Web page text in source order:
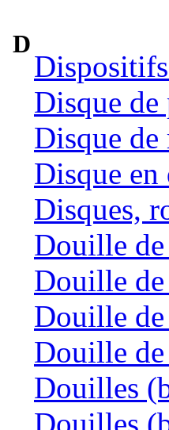
D
Disque de
Disque
Disque en
Disques,
Douille
Douille
Douille de
Douille
Douilles
Douilles